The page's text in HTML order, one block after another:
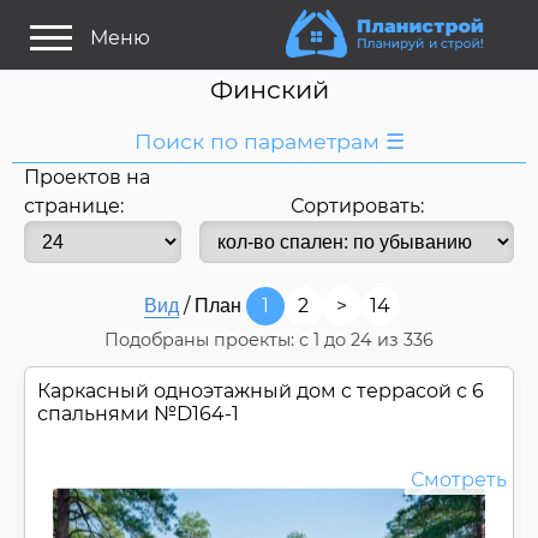
Меню
Финский
Поиск по параметрам ☰
Я ищу:
Название
или номер
Строитель/Архитектор
Стиль проекта
Только проекты Только строительство
Основные параметры:
Ширина
Проектов на
странице:
Сортировать:
Вид / План 1 2 > 14
Подобраны проекты: с 1 до 24 из 336
Каркасный одноэтажный дом c террасой с 6
спальнями №D164-1
Смотреть